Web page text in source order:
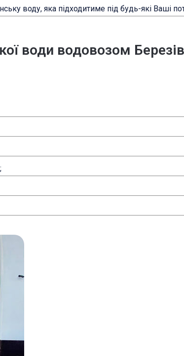
воду, яка підходитиме під будь-які Ваші
води водовозом